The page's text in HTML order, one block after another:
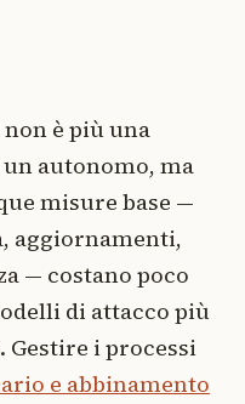
è più una
autonomo, ma
misure base —
aggiornamenti,
— costano poco
di attacco più
Gestire i processi
e abbinamento